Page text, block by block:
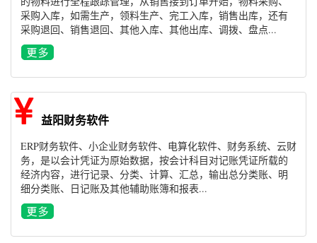
采购入库，如需生产，领料生产、完工入库，销售出库，还有
采购退回、销售退回、其他入库、其他出库、调拨、盘点...
益阳财务软件
ERP财务软件、小企业财务软件、电算化软件、财务系统、云财
务，是以会计凭证为原始数据，按会计科目对记账凭证所载的
经济内容，进行记录、分类、计算、汇总，输出总分类账、明
细分类账、日记账及其他辅助账簿和报表...